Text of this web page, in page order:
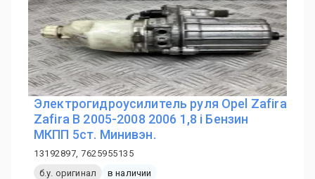
Электрогидроусилитель руля Opel Zafira
Zafira B 2005-2008 2006 1,8 i Бензин
МКПП 5ст. Минивэн.
13192897, 7625955135
б.у. оригинал
в наличии